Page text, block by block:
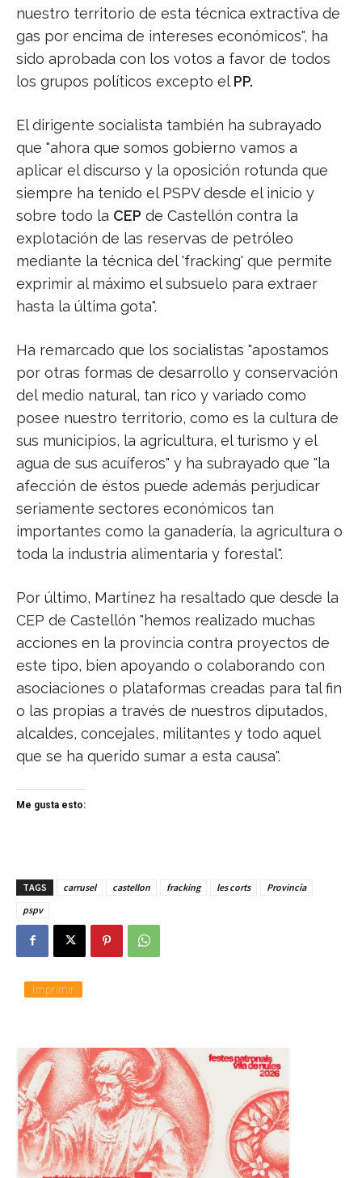
nuestro territorio de esta técnica extractiva de
gas por encima de intereses económicos", ha
sido aprobada con los votos a favor de todos
los grupos políticos excepto el PP.
El dirigente socialista también ha subrayado
que "ahora que somos gobierno vamos a
aplicar el discurso y la oposición rotunda que
siempre ha tenido el PSPV desde el inicio y
sobre todo la CEP de Castellón contra la
explotación de las reservas de petróleo
mediante la técnica del 'fracking' que permite
exprimir al máximo el subsuelo para extraer
hasta la última gota".
Ha remarcado que los socialistas "apostamos
por otras formas de desarrollo y conservación
del medio natural, tan rico y variado como
posee nuestro territorio, como es la cultura de
sus municipios, la agricultura, el turismo y el
agua de sus acuíferos" y ha subrayado que "la
afección de éstos puede además perjudicar
seriamente sectores económicos tan
importantes como la ganadería, la agricultura o
toda la industria alimentaria y forestal".
Por último, Martínez ha resaltado que desde la
CEP de Castellón "hemos realizado muchas
acciones en la provincia contra proyectos de
este tipo, bien apoyando o colaborando con
asociaciones o plataformas creadas para tal fin
o las propias a través de nuestros diputados,
alcaldes, concejales, militantes y todo aquel
que se ha querido sumar a esta causa".
Me gusta esto:
TAGS carrusel castellon fracking les corts
Provincia
pspv
Imprimir